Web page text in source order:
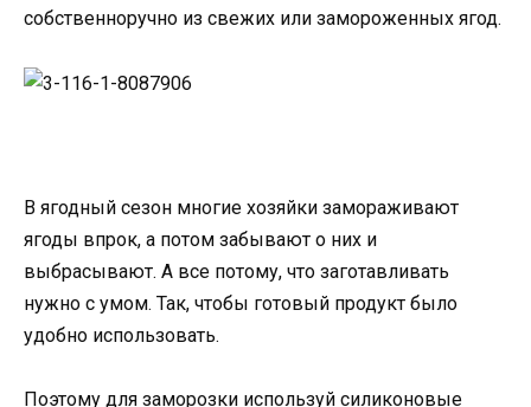
собственноручно из свежих или замороженных ягод.
В ягодный сезон многие хозяйки замораживают
ягоды впрок, а потом забывают о них и
выбрасывают. А все потому, что заготавливать
нужно с умом. Так, чтобы готовый продукт было
удобно использовать.
Поэтому для заморозки используй силиконовые